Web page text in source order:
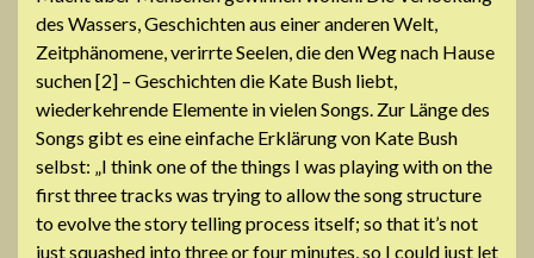
des Wassers, Geschichten aus einer anderen Welt,
Zeitphänomene, verirrte Seelen, die den Weg nach Hause
suchen [2] – Geschichten die Kate Bush liebt,
wiederkehrende Elemente in vielen Songs. Zur Länge des
Songs gibt es eine einfache Erklärung von Kate Bush
selbst: „I think one of the things I was playing with on the
first three tracks was trying to allow the song structure
to evolve the story telling process itself; so that it’s not
just squashed into three or four minutes, so I could just let